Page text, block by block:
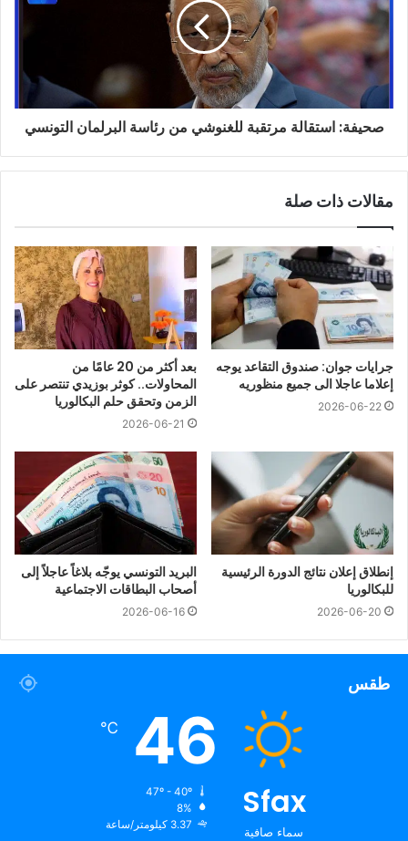
صحيفة: استقالة مرتقبة للغنوشي من رئاسة البرلمان التونسي
مقالات ذات صلة
جرايات جوان: صندوق التقاعد يوجه
إعلاما عاجلا الى جميع منظوريه
2026-06-22
بعد أكثر من 20 عامًا من
المحاولات.. كوثر بوزيدي تنتصر على
الزمن وتحقق حلم البكالوريا
2026-06-21
إنطلاق إعلان نتائج الدورة الرئيسية
للبكالوريا
2026-06-20
البريد التونسي يوجّه بلاغاً عاجلاً إلى
أصحاب البطاقات الاجتماعية
2026-06-16
طقس
Sfax
سماء صافية
46
℃
8%
3.37 كيلومتر/ساعة